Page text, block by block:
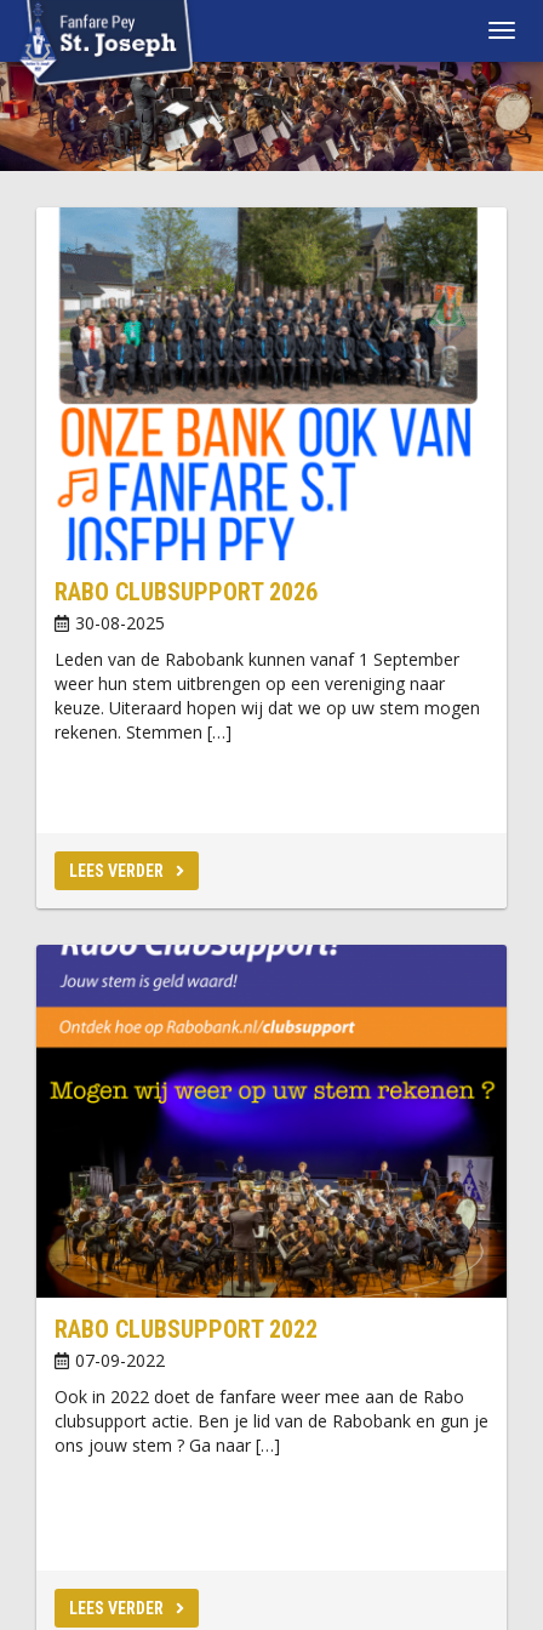
RABO CLUBSUPPORT 2026
30-08-2025
Leden van de Rabobank kunnen vanaf 1 September
weer hun stem uitbrengen op een vereniging naar
keuze. Uiteraard hopen wij dat we op uw stem mogen
rekenen. Stemmen […]
LEES VERDER
RABO CLUBSUPPORT 2022
07-09-2022
Ook in 2022 doet de fanfare weer mee aan de Rabo
clubsupport actie. Ben je lid van de Rabobank en gun je
ons jouw stem ? Ga naar […]
LEES VERDER